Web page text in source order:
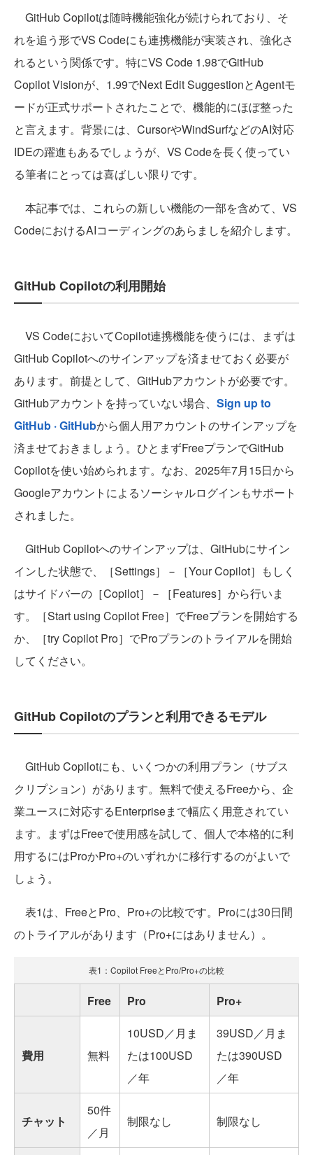
GitHub Copilotは随時機能強化が続けられており、そ
れを追う形でVS Codeにも連携機能が実装され、強化さ
れるという関係です。特にVS Code 1.98でGitHub
Copilot Visionが、1.99でNext Edit SuggestionとAgentモ
ードが正式サポートされたことで、機能的にほぼ整った
と言えます。背景には、CursorやWindSurfなどのAI対応
IDEの躍進もあるでしょうが、VS Codeを長く使ってい
る筆者にとっては喜ばしい限りです。
本記事では、これらの新しい機能の一部を含めて、VS
CodeにおけるAIコーディングのあらましを紹介します。
GitHub Copilotの利用開始
VS CodeにおいてCopilot連携機能を使うには、まずは
GitHub Copilotへのサインアップを済ませておく必要が
あります。前提として、GitHubアカウントが必要です。
GitHubアカウントを持っていない場合、 Sign up to
GitHub · GitHubから個人用アカウントのサインアップを
済ませておきましょう。ひとまずFreeプランでGitHub
Copilotを使い始められます。なお、2025年7月15日から
Googleアカウントによるソーシャルログインもサポート
されました。
GitHub Copilotへのサインアップは、GitHubにサイン
インした状態で、［Settings］－［Your Copilot］もしく
はサイドバーの［Copilot］－［Features］から行いま
す。［Start using Copilot Free］でFreeプランを開始する
か、［try Copilot Pro］でProプランのトライアルを開始
してください。
GitHub Copilotのプランと利用できるモデル
GitHub Copilotにも、いくつかの利用プラン（サブス
クリプション）があります。無料で使えるFreeから、企
業ユースに対応するEnterpriseまで幅広く用意されてい
ます。まずはFreeで使用感を試して、個人で本格的に利
用するにはProかPro+のいずれかに移行するのがよいで
しょう。
表1は、FreeとPro、Pro+の比較です。Proには30日間
のトライアルがあります（Pro+にはありません）。
表1：Copilot FreeとPro/Pro+の比較
Free Pro Pro+
費用 無料
10USD／月ま
たは100USD
／年
39USD／月ま
たは390USD
／年
チャット
50件
／月
制限なし 制限なし